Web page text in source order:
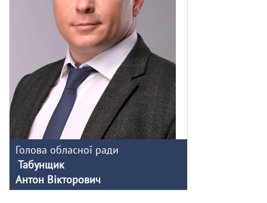
Голова обласної ради
Табунщик
Антон Вікторович